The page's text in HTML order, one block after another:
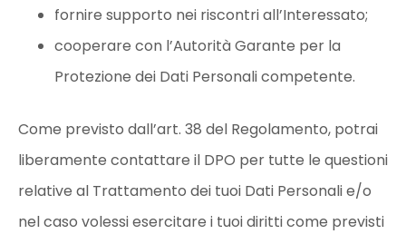
fornire supporto nei riscontri all’Interessato;
cooperare con l’Autorità Garante per la
Protezione dei Dati Personali competente.
Come previsto dall’art. 38 del Regolamento, potrai
liberamente contattare il DPO per tutte le questioni
relative al Trattamento dei tuoi Dati Personali e/o
nel caso volessi esercitare i tuoi diritti come previsti